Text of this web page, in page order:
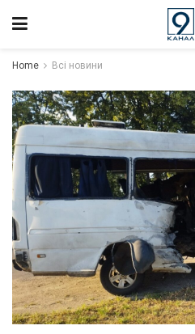
Home Всі новини